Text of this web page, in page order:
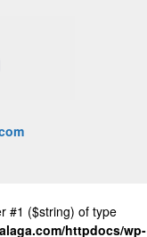
#1 ($string) of type
httpdocs/wp-